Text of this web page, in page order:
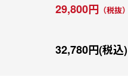
29,800円 （税抜）
32,780円(税込)